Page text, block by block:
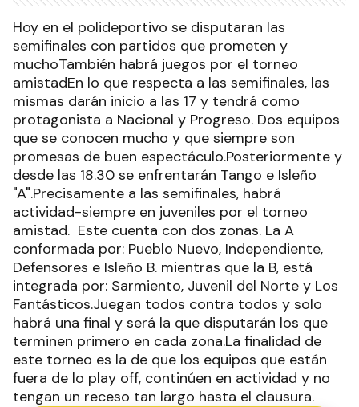
Hoy en el polideportivo se disputaran las
semifinales con partidos que prometen y
muchoTambién habrá juegos por el torneo
amistadEn lo que respecta a las semifinales, las
mismas darán inicio a las 17 y tendrá como
protagonista a Nacional y Progreso. Dos equipos
que se conocen mucho y que siempre son
promesas de buen espectáculo.Posteriormente y
desde las 18.30 se enfrentarán Tango e Isleño
"A".Precisamente a las semifinales, habrá
actividad-siempre en juveniles por el torneo
amistad. Este cuenta con dos zonas. La A
conformada por: Pueblo Nuevo, Independiente,
Defensores e Isleño B. mientras que la B, está
integrada por: Sarmiento, Juvenil del Norte y Los
Fantásticos.Juegan todos contra todos y solo
habrá una final y será la que disputarán los que
terminen primero en cada zona.La finalidad de
este torneo es la de que los equipos que están
fuera de lo play off, continúen en actividad y no
tengan un receso tan largo hasta el clausura.